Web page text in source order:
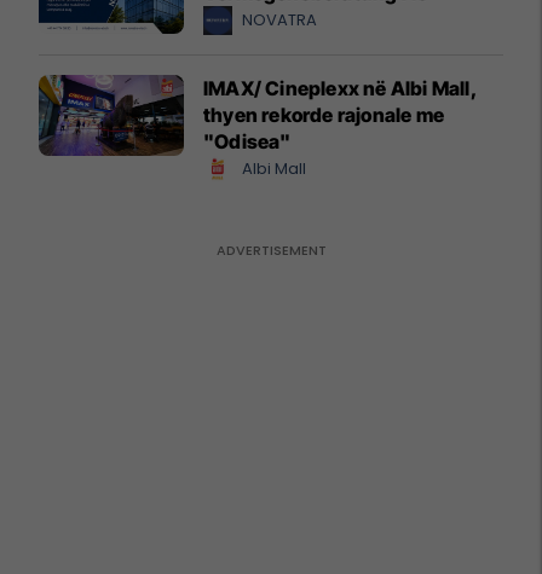
NOVATRA
IMAX/ Cineplexx në Albi Mall,
thyen rekorde rajonale me
"Odisea"
Albi Mall